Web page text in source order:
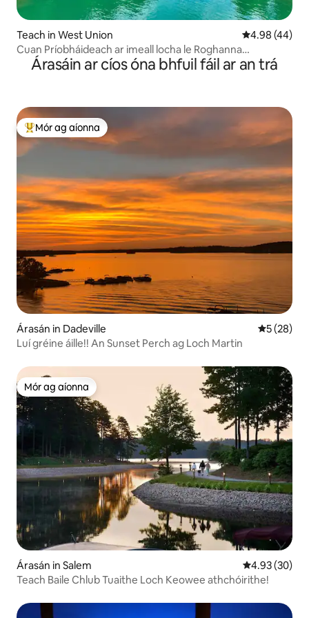
Teach in West Union Meánrátáil
4.98 (44)
Cuan Príobháideach ar imeall locha le Roghanna
Báid/Scairdsciála
Árasáin ar cíos óna bhfuil fáil ar an trá
An-mhór ag aíonna
Mór ag aíonna
Árasán in Dadeville
5 (28)
Luí gréine áille!! An Sunset Perch ag Loch Martin
Mór ag aíonna
Mór ag aíonna
Árasán in Salem Meánrátáil
4.93 (30)
Teach Baile Chlub Tuaithe Loch Keowee athchóirithe!